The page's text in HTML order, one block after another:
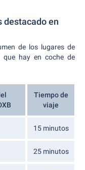
destacado en
de los lugares de
que hay en coche de
Tiempo de
viaje
15 minutos
25 minutos